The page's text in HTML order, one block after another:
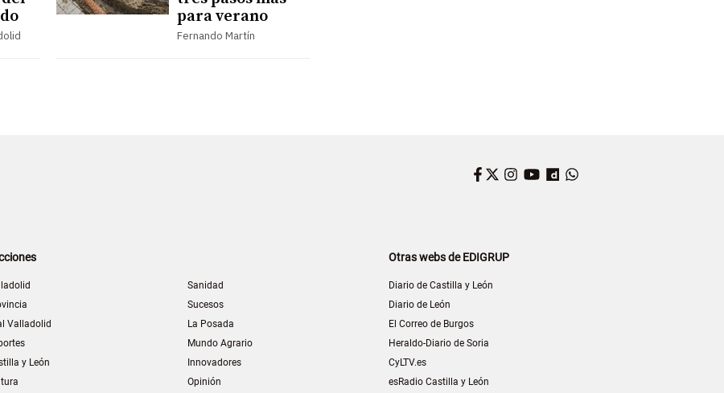
para verano
Fernando Martín
Facebook
Twitter
Instagram
YouTube
Dailymotion
Valladolid
y León
Sanidad
Sucesos
La Posada
Mundo Agrario
Innovadores
Opinión
Otras webs de EDIGRUP
Diario de Castilla y León
Diario de León
El Correo de Burgos
Heraldo-Diario de Soria
CyLTV.es
esRadio Castilla y León